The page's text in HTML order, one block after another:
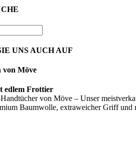
UNS AUCH AUF
von Möve
edlem Frottier
von Möve – Unser
Baumwolle, extraweicher Griff